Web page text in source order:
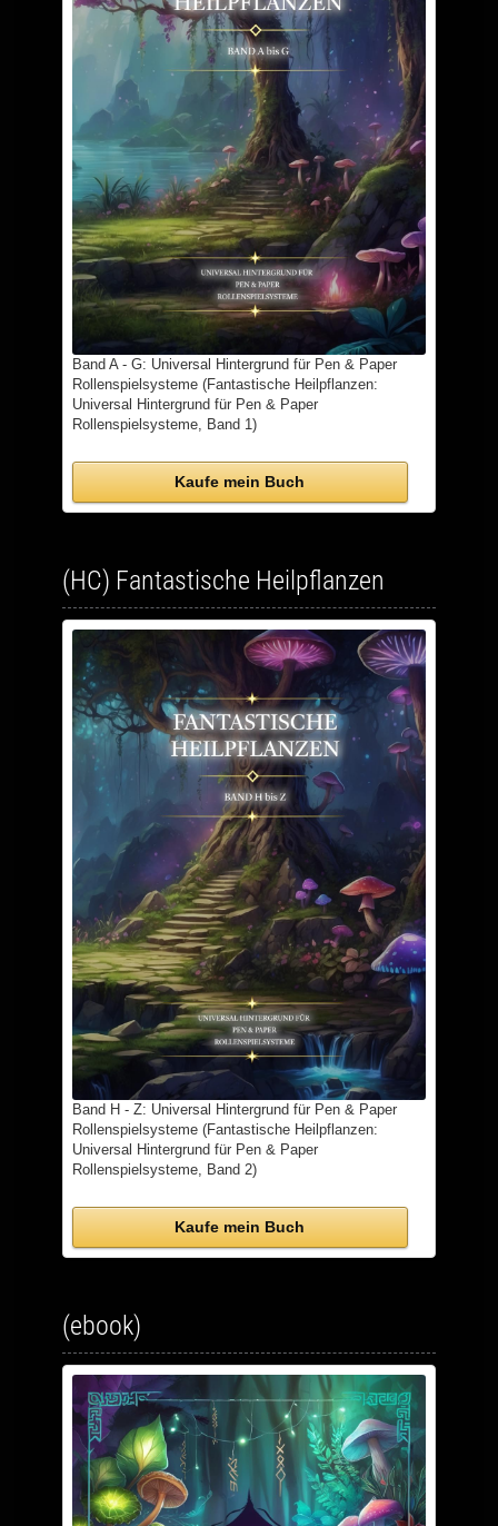
Band A - G: Universal Hintergrund für Pen & Paper
Rollenspielsysteme (Fantastische Heilpflanzen:
Universal Hintergrund für Pen & Paper
Rollenspielsysteme, Band 1)
Kaufe mein Buch
(HC) Fantastische Heilpflanzen
Band H - Z: Universal Hintergrund für Pen & Paper
Rollenspielsysteme (Fantastische Heilpflanzen:
Universal Hintergrund für Pen & Paper
Rollenspielsysteme, Band 2)
Kaufe mein Buch
(ebook)